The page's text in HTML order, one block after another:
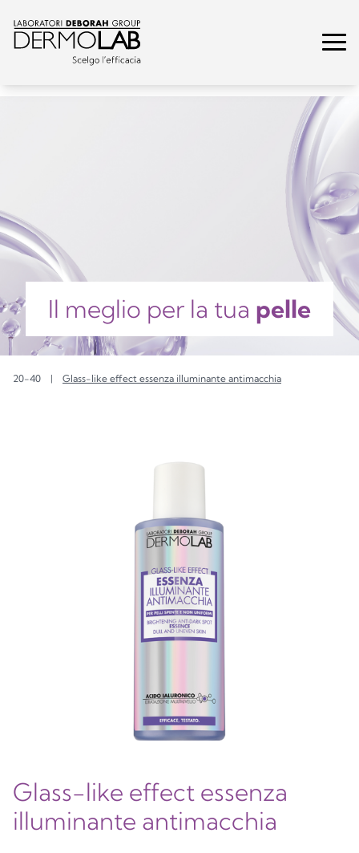
Il meglio per la tua pelle
20-40 | Glass-like effect essenza illuminante antimacchia
Glass-like effect essenza
illuminante antimacchia